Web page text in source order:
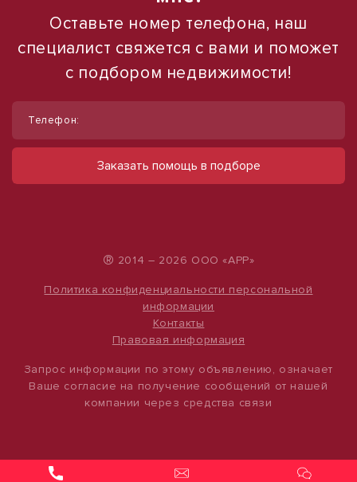
территории базы в Дербышках
1/12
Оставьте номер телефона, наш
специалист свяжется с вами и поможет
с подбором недвижимости!
Телефон:
Заказать помощь в подборе
® 2014 – 2026 ООО «АРР»
Политика конфиденциальности персональной
информации
Контакты
Правовая информация
Запрос информации по этому объявлению, означает
Ваше согласие на получение сообщений от нашей
компании через средства связи